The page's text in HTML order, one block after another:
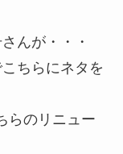
んが・・・
ちらにネタを
らのリニュー